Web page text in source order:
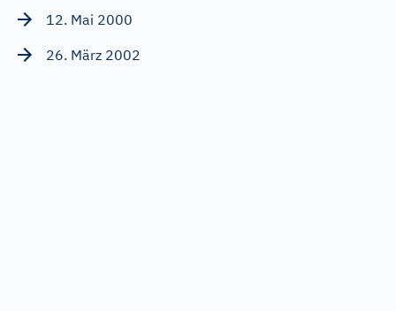
12. Mai 2000
26. März 2002